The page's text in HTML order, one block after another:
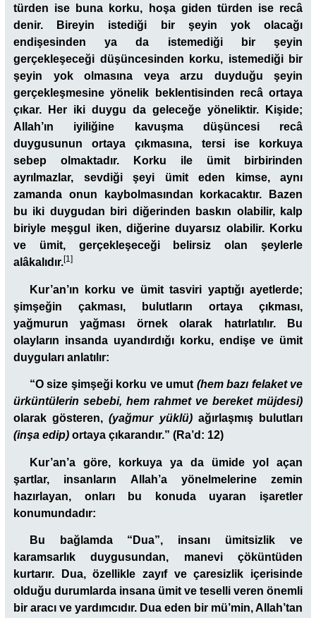
türden ise buna
korku, hoşa giden türden ise recâ
denir. Bireyin istediği bir şeyin yok olacağı
endişesinden ya da istemediği bir şeyin
gerçekleşeceği düşüncesinden korku, istemediği bir
şeyin yok olmasına veya arzu duyduğu şeyin
gerçekleşmesine yönelik beklentisinden recâ ortaya
çıkar. Her iki duygu da geleceğe yöneliktir. Kişide;
Allah’ın iyiliğine kavuşma düşüncesi recâ
duygusunun ortaya çıkmasına, tersi ise korkuya
sebep olmaktadır. Korku ile ümit birbirinden
ayrılmazlar, sevdiği şeyi ümit eden kimse, aynı
zamanda onun kaybolmasından korkacaktır. Bazen
bu iki duygudan biri diğerinden baskın olabilir, kalp
biriyle meşgul iken, diğerine duyarsız olabilir. Korku
ve ümit, gerçekleşeceği belirsiz olan şeylerle
alâkalıdır.[1]
Kur’an’ın korku ve ümit tasviri yaptığı ayetlerde;
şimşeğin çakması, bulutların ortaya çıkması,
yağmurun yağması örnek olarak hatırlatılır. Bu
olayların insanda uyandırdığı korku, endişe ve ümit
duyguları anlatılır:
“O size şimşeği korku ve umut (hem bazı felaket ve
ürküntülerin sebebi, hem rahmet ve bereket müjdesi)
olarak gösteren,(yağmur yüklü)ağırlaşmış bulutları
(inşa edip) ortaya çıkarandır.” (Ra’d: 12)
Kur’an’a göre, korkuya ya da ümide yol açan
şartlar, insanların Allah’a yönelmelerine zemin
hazırlayan, onları bu konuda uyaran işaretler
konumundadır:
Bu bağlamda “Dua”, insanı ümitsizlik ve
karamsarlık duygusundan, manevi çöküntüden
kurtarır. Dua, özellikle zayıf ve çaresizlik içerisinde
olduğu durumlarda insana ümit ve teselli veren önemli
bir aracı ve yardımcıdır. Dua eden bir mü’min, Allah’tan